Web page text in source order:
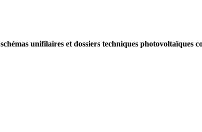
unifilaires et dossiers techniques photovoltaïques